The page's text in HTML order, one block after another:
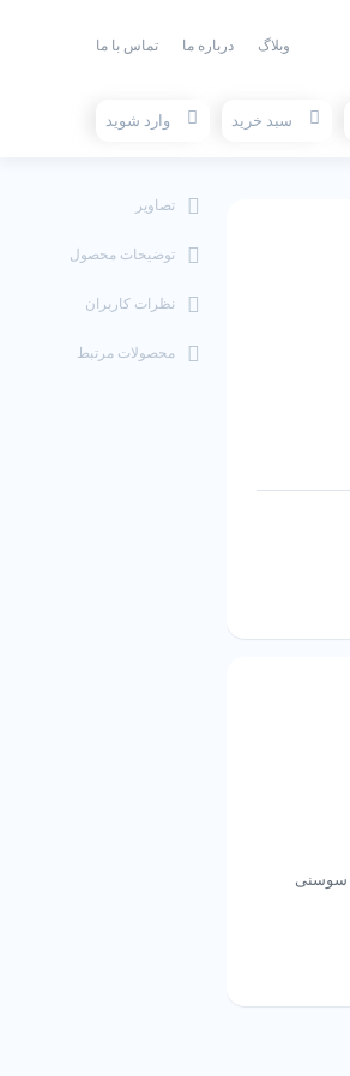
وبلاگ درباره ما تماس با ما
سبد خرید وارد شوید
تصاویر
توضیحات محصول
نظرات کاربران
محصولات مرتبط